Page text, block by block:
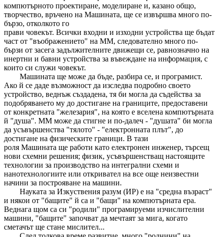
компютърното проектиране, моделиране и, казано общо,
творчество, връчено на Машината, ще се извършва много по-
бързо, отколкото го
прави човекът. Всички входни и изходни устройства ще бъдат
част от "въображението" на ММ, следователно много по-
бързи от засега задължителните движещи се, равнозначно на
инертни и бавни устройства за въвеждане на информация, с
които си служи човекът.
Машината ще може да бъде, разбира се, и програмист.
Ако й се даде възможност да изследва подробно своето
устройство, веднъж създадена, тя би могла да съдейства за
подобряването му до достигане на границите, предоставени
от конкретната "железария", на която е вселена компютърната
й "душа". ММ може да стигне и по-далеч - "душата" би могла
да усъвършенства "тялото" - "електронната плът", до
достигане на физическите граници. В тази
роля Машината ще работи като електронен инженер, търсещ
нови схемни решения; физик, усъвършенстващ настоящите
технологии за производство на интегрални схеми и
нанотехнологиите или откривател на все още неизвестни
начини за построяване на машини.
Науката за Изкуствения разум (ИР) е на "средна възраст"
и някои от "бащите" й са и "бащи" на компютърната ера.
Веднага щом са си "родили" програмируеми изчислителни
машини, "бащите" започват да мечтаят за мига, когато
сметачът ще стане мислител...